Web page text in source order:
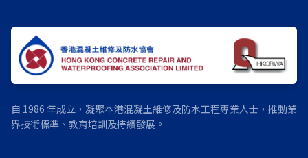
自 1986 年成立，凝聚本港混凝土維修及防水工程專業人士，推動業
界技術標準、教育培訓及持續發展。